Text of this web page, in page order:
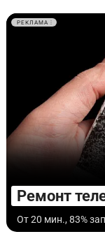
РЕКЛАМА
Ремонт
От 20 мин., 83%